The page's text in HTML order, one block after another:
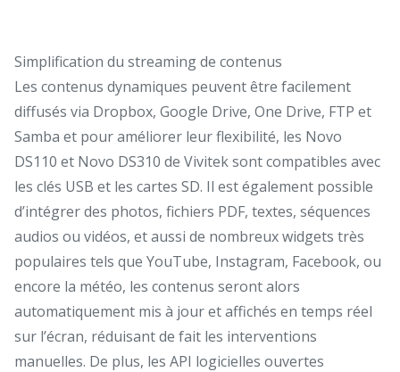
Simplification du streaming de contenus
Les contenus dynamiques peuvent être facilement
diffusés via Dropbox, Google Drive, One Drive, FTP et
Samba et pour améliorer leur flexibilité, les Novo
DS110 et Novo DS310 de Vivitek sont compatibles avec
les clés USB et les cartes SD. Il est également possible
d’intégrer des photos, fichiers PDF, textes, séquences
audios ou vidéos, et aussi de nombreux widgets très
populaires tels que YouTube, Instagram, Facebook, ou
encore la météo, les contenus seront alors
automatiquement mis à jour et affichés en temps réel
sur l’écran, réduisant de fait les interventions
manuelles. De plus, les API logicielles ouvertes